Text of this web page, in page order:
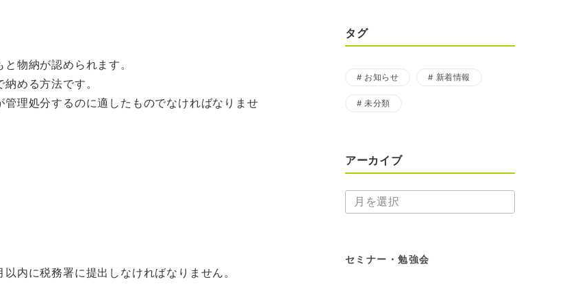
物納が認められます。
める方法です。
理処分するのに適したものでなければなりませ
内に税務署に提出しなければなりません。
ー
タグ
お知らせ 新着情報
未分類
アーカイブ
ー
ブ
セミナー・勉強会